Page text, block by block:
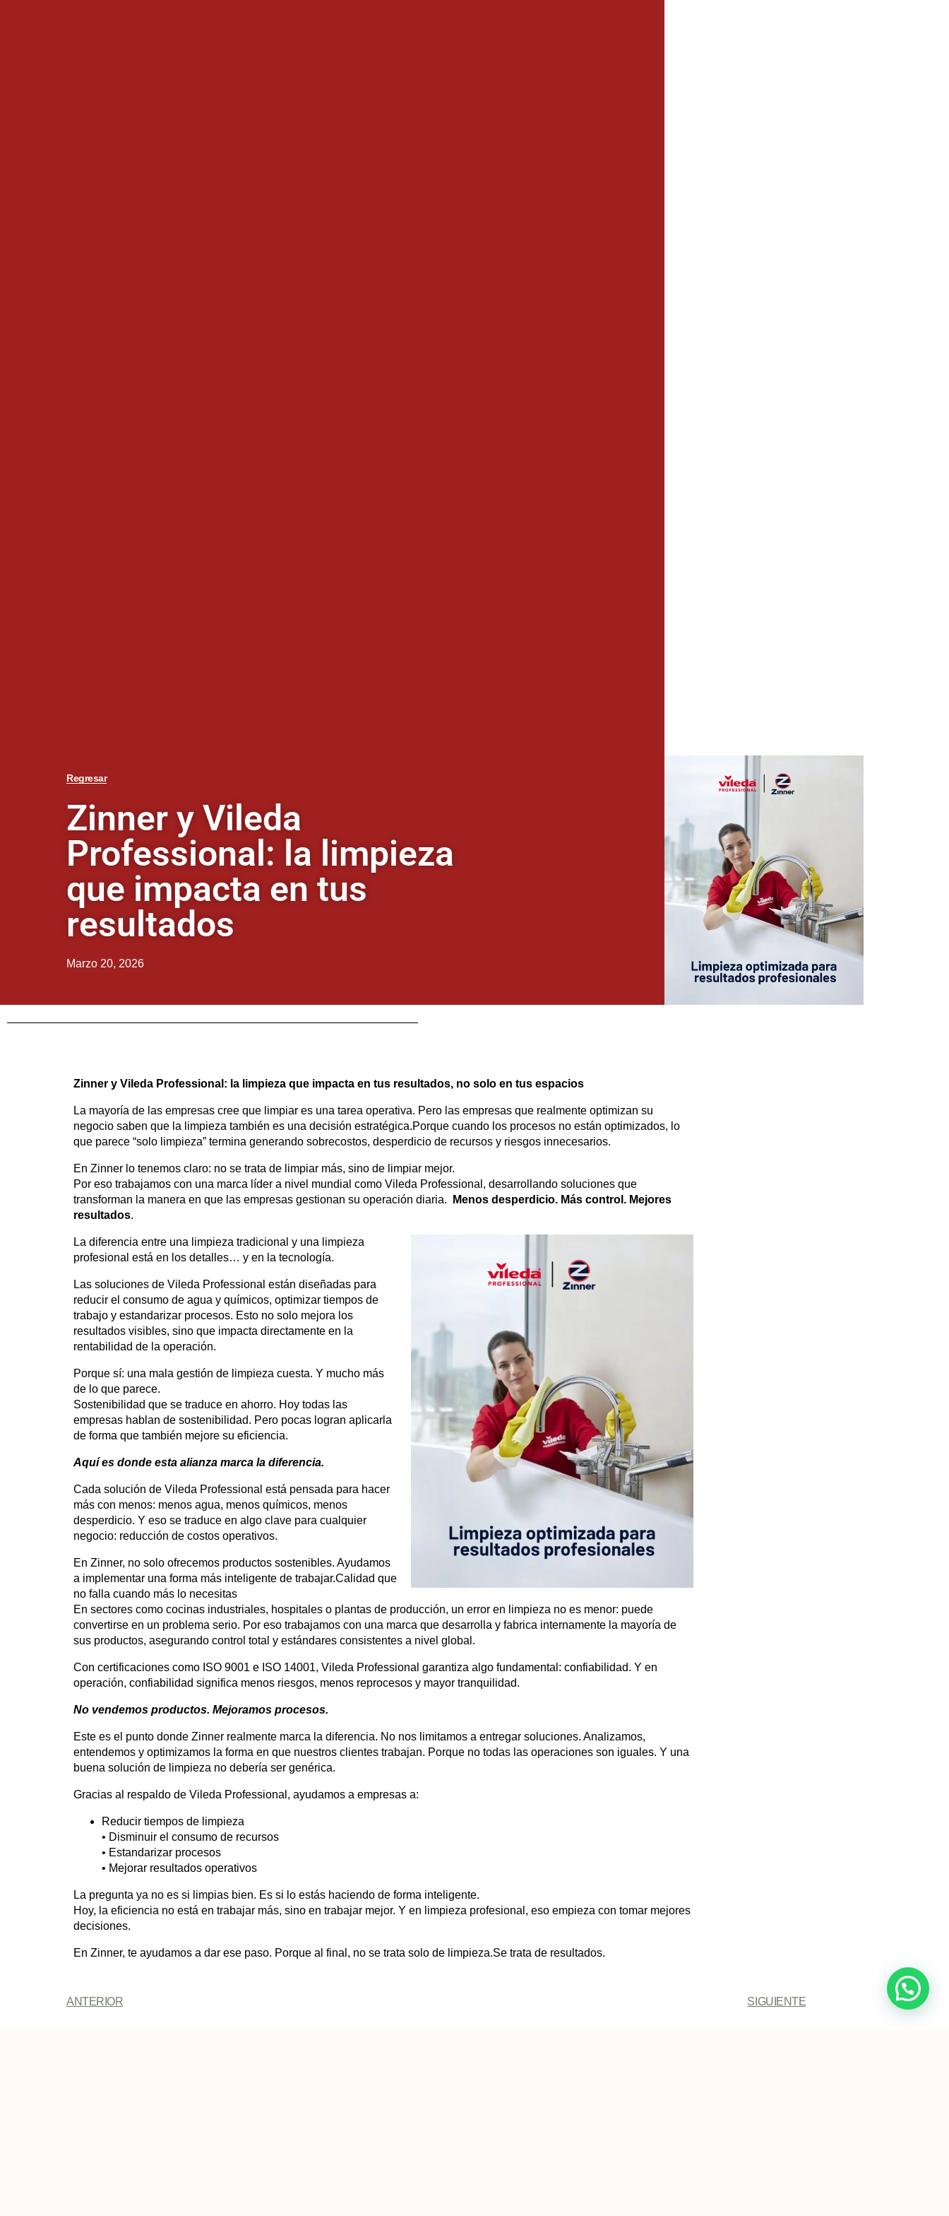
Regresar
Zinner y Vileda
Professional: la limpieza
que impacta en tus
resultados
Marzo 20, 2026
Zinner y Vileda Professional: la limpieza que impacta en tus resultados, no solo en tus espacios
La mayoría de las empresas cree que limpiar es una tarea operativa. Pero las empresas que realmente optimizan su
negocio saben que la limpieza también es una decisión estratégica.Porque cuando los procesos no están optimizados, lo
que parece “solo limpieza” termina generando sobrecostos, desperdicio de recursos y riesgos innecesarios.
En Zinner lo tenemos claro: no se trata de limpiar más, sino de limpiar mejor.
Por eso trabajamos con una marca líder a nivel mundial como Vileda Professional, desarrollando soluciones que
transforman la manera en que las empresas gestionan su operación diaria.
Menos desperdicio. Más control. Mejores
resultados.
La diferencia entre una limpieza tradicional y una limpieza
profesional está en los detalles… y en la tecnología.
Las soluciones de Vileda Professional están diseñadas para
reducir el consumo de agua y químicos, optimizar tiempos de
trabajo y estandarizar procesos. Esto no solo mejora los
resultados visibles, sino que impacta directamente en la
rentabilidad de la operación.
Porque sí: una mala gestión de limpieza cuesta. Y mucho más
de lo que parece.
Sostenibilidad que se traduce en ahorro. Hoy todas las
empresas hablan de sostenibilidad. Pero pocas logran aplicarla
de forma que también mejore su eficiencia.
Aquí es donde esta alianza marca la diferencia.
Cada solución de Vileda Professional está pensada para hacer
más con menos: menos agua, menos químicos, menos
desperdicio. Y eso se traduce en algo clave para cualquier
negocio: reducción de costos operativos.
En Zinner, no solo ofrecemos productos sostenibles. Ayudamos
a implementar una forma más inteligente de trabajar.Calidad que
no falla cuando más lo necesitas
En sectores como cocinas industriales, hospitales o plantas de producción, un error en limpieza no es menor: puede
convertirse en un problema serio. Por eso trabajamos con una marca que desarrolla y fabrica internamente la mayoría de
sus productos, asegurando control total y estándares consistentes a nivel global.
Con certificaciones como ISO 9001 e ISO 14001, Vileda Professional garantiza algo fundamental: confiabilidad. Y en
operación, confiabilidad significa menos riesgos, menos reprocesos y mayor tranquilidad.
No vendemos productos. Mejoramos procesos.
Este es el punto donde Zinner realmente marca la diferencia. No nos limitamos a entregar soluciones. Analizamos,
entendemos y optimizamos la forma en que nuestros clientes trabajan. Porque no todas las operaciones son iguales. Y una
buena solución de limpieza no debería ser genérica.
Gracias al respaldo de Vileda Professional, ayudamos a empresas a:
Reducir tiempos de limpieza
• Disminuir el consumo de recursos
• Estandarizar procesos
• Mejorar resultados operativos
La pregunta ya no es si limpias bien. Es si lo estás haciendo de forma inteligente.
Hoy, la eficiencia no está en trabajar más, sino en trabajar mejor. Y en limpieza profesional, eso empieza con tomar mejores
decisiones.
En Zinner, te ayudamos a dar ese paso. Porque al final, no se trata solo de limpieza.Se trata de resultados.
ANTERIOR SIGUIENTE